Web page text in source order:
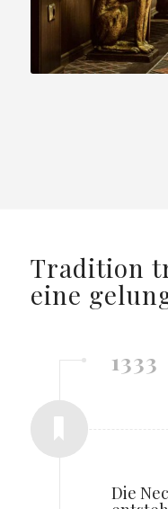
Tradition
eine
1333
Die